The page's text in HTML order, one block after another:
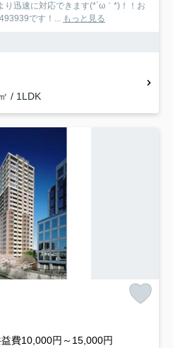
り迅速に対応できます(*´ω｀*)！！お
です！... もっと見る
/ 1LDK
費10,000円～15,000円